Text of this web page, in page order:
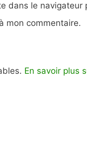
dans le navigateur
mon commentaire.
En savoir plus